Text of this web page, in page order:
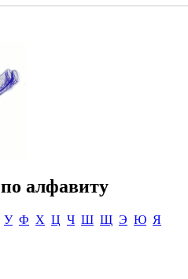
по алфавиту
У Ф Х Ц Ч Ш Щ Э Ю Я